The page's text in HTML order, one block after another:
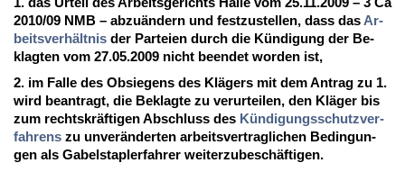
2010/09 NMB – ab­zuändern und fest­zu­stel­len, dass das Ar­
beits­verhält­nis der Par­tei­en durch die Kündi­gung der Be­
klag­ten vom 27.05.2009 nicht be­en­det wor­den ist,
2. im Fal­le des Ob­sie­gens des Klägers mit dem An­trag zu 1.
wird be­an­tragt, die Be­klag­te zu ver­ur­tei­len, den Kläger bis
zum rechts­kräfti­gen Ab­schluss des Kündi­gungs­schutz­ver­
fah­rens zu un­veränder­ten ar­beits­ver­trag­li­chen Be­din­gun­
gen als Ga­bel­stap­ler­fah­rer wei­ter­zu­beschäfti­gen.